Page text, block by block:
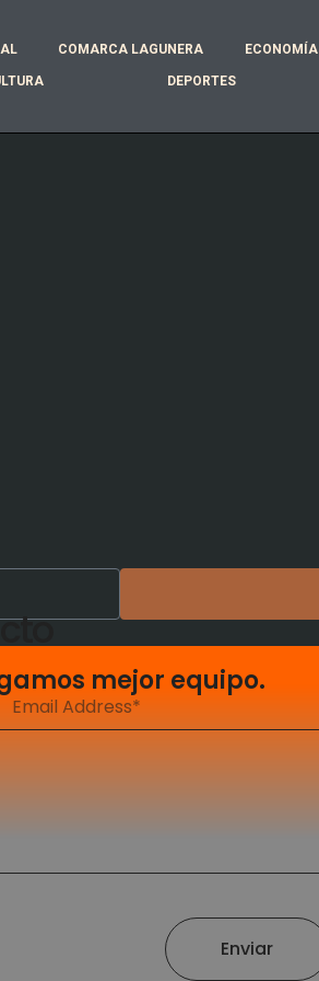
COMARCA LAGUNERA ECONOMÍA
DEPORTES
mejor equipo.
Enviar